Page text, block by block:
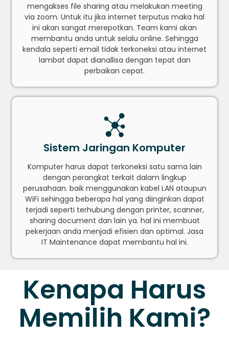
mengakses file sharing atau melakukan meeting
via zoom. Untuk itu jika internet terputus maka hal
ini akan sangat merepotkan. Team kami akan
membantu anda untuk selalu online. Sehingga
kendala seperti email tidak terkoneksi atau internet
lambat dapat dianallisa dengan tepat dan
perbaikan cepat.
Sistem Jaringan Komputer
Komputer harus dapat terkoneksi satu sama lain
dengan perangkat terkait dalam lingkup
perusahaan. baik menggunakan kabel LAN ataupun
WiFi sehingga beberapa hal yang diinginkan dapat
terjadi seperti terhubung dengan printer, scanner,
sharing document dan lain ya. hal ini membuat
pekerjaan anda menjadi efisien dan optimal. Jasa
IT Maintenance dapat membantu hal ini.
Kenapa Harus
Memilih Kami?